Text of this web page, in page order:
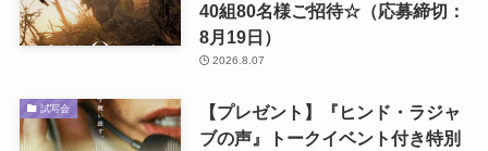
40組80名様ご招待☆（応募締切：
8月19日）
2026.8.07
試写会
【プレゼント】『ヒンド・ラジャ
ブの声』トークイベント付き特別